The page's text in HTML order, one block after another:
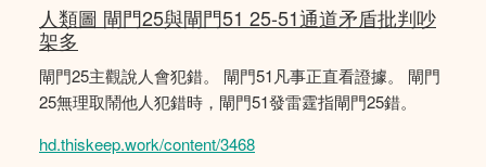
人類圖 閘門25與閘門51 25-51通道矛盾批判吵
架多
閘門25主觀說人會犯錯。 閘門51凡事正直看證據。 閘門
25無理取鬧他人犯錯時，閘門51發雷霆指閘門25錯。
hd.thiskeep.work/content/3468